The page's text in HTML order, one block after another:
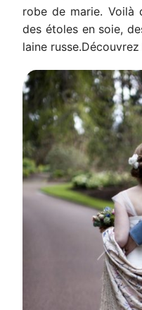
robe de marie. Voilà
des étoles en soie,
laine